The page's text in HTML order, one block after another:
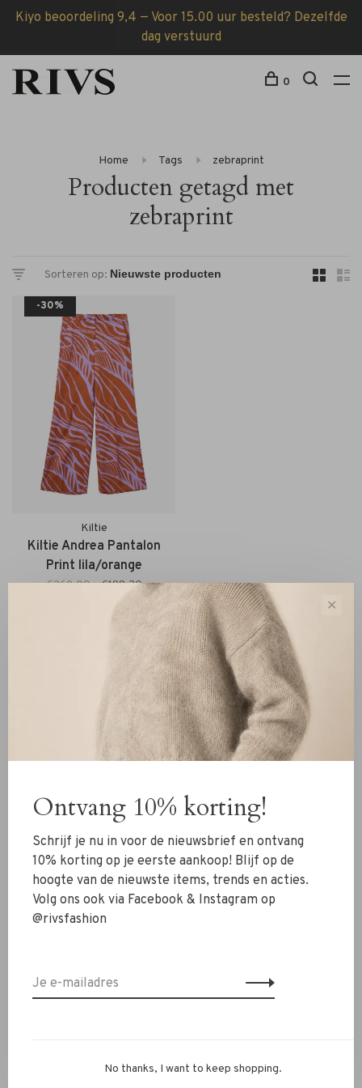
Kiyo beoordeling 9,4 — Voor 15.00 uur besteld? Dezelfde
dag verstuurd
0
Home Tags zebraprint
Producten getagd met
zebraprint
Sorteren op:
-30%
Kiltie
Kiltie Andrea Pantalon
Print lila/orange
€269,00 €188,30
Sorteren op:
Toon 1 - 1 van 1
Kleding
Sieraden
Accessoires
SALE
Ruilen & retourneren
✕
Ontvang 10% korting!
Schrijf je nu in voor de nieuwsbrief en ontvang
10% korting op je eerste aankoop! Blijf op de
hoogte van de nieuwste items, trends en acties.
Volg ons ook via Facebook & Instagram op
@rivsfashion
No thanks, I want to keep shopping.